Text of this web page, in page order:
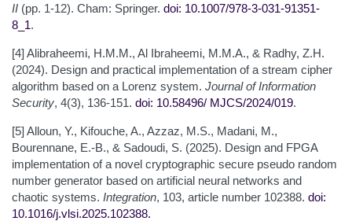
II (pp. 1-12). Cham: Springer. doi: 10.1007/978-3-031-91351-
8_1.
[4] Alibraheemi, H.M.M., Al Ibraheemi, M.M.A., & Radhy, Z.H.
(2024). Design and practical implementation of a stream cipher
algorithm based on a Lorenz system. Journal of Information
Security, 4(3), 136-151. doi: 10.58496/ MJCS/2024/019.
[5] Alloun, Y., Kifouche, A., Azzaz, M.S., Madani, M.,
Bourennane, E.-B., & Sadoudi, S. (2025). Design and FPGA
implementation of a novel cryptographic secure pseudo random
number generator based on artificial neural networks and
chaotic systems. Integration, 103, article number 102388. doi:
10.1016/j.vlsi.2025.102388.